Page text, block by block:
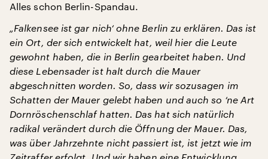
Alles schon Berlin-Spandau.
„Falkensee ist gar nich‘ ohne Berlin zu erklären. Das ist
ein Ort, der sich entwickelt hat, weil hier die Leute
gewohnt haben, die in Berlin gearbeitet haben. Und
diese Lebensader ist halt durch die Mauer
abgeschnitten worden. So, dass wir sozusagen im
Schatten der Mauer gelebt haben und auch so ‘ne Art
Dornröschenschlaf hatten. Das hat sich natürlich
radikal verändert durch die Öffnung der Mauer. Das,
was über Jahrzehnte nicht passiert ist, ist jetzt wie im